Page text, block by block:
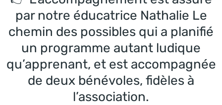
par notre éducatrice Nathalie Le
chemin des possibles qui a planifié
un programme autant ludique
qu’apprenant, et est accompagnée
de deux bénévoles, fidèles à
l’association.